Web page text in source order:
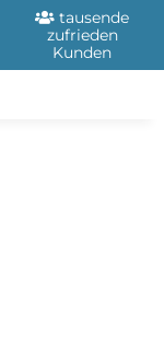
tausende
zufrieden
Kunden